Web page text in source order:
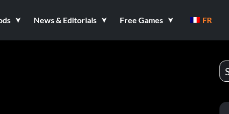
News & Editorials Free Games FR